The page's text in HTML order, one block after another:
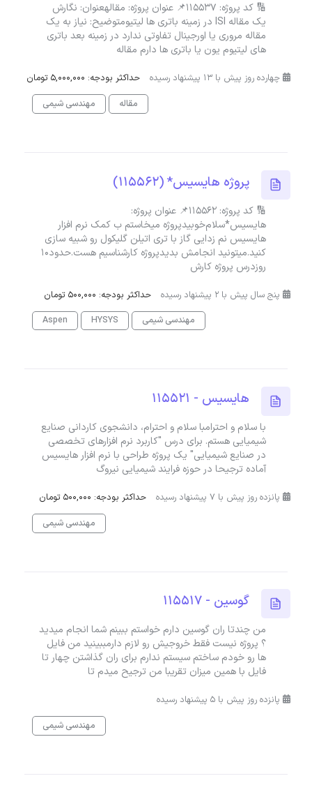
🔢 کد پروژه: 115537📌 عنوان پروژه: مقالهعنوان: نگارش
یک مقاله ISI در زمینه باتری ها لیتیومتوضیح: نیاز به یک
مقاله مروری یا اورجینال تفاوتی ندارد در زمینه بعد باتری
های لیتیوم یون یا باتری ها دارم مقاله
چهارده روز پیش با 13 پیشنهاد رسیده
حداکثر بودجه: 5,000,000 تومان
مقاله
مهندسی شیمی
پروژه هایسیس* (115562)
🔢 کد پروژه: 115562📌 عنوان پروژه:
هایسیس*سلام‌خوبیدپروژه میخاستم ب کمک نرم افزار
هایسیس نم زدایی گاز با تری اتیلن گلیکول رو شبیه سازی
کنید.میتونید انجامش بدیدپروژه کارشناسیم هست.حدود۱۰
روزدرس پروژه کارش
پنج سال پیش با 2 پیشنهاد رسیده
حداکثر بودجه: 500,000 تومان
مهندسی شیمی
HYSYS
Aspen
هایسیس - 115521
با سلام و احترامبا سلام و احترام، دانشجوی کاردانی صنایع
شیمیایی هستم. برای درس "کاربرد نرم افزارهای تخصصی
در صنایع شیمیایی" یک پروژه طراحی با نرم افزار هایسیس
آماده ترجیحا در حوزه فرایند شیمیایی نیروگ
پانزده روز پیش با 7 پیشنهاد رسیده
حداکثر بودجه: 500,000 تومان
مهندسی شیمی
گوسین - 115517
من چندتا ران گوسین دارم خواستم ببینم شما انجام میدید
؟ پروژه نیست فقط خروجیش رو لازم دارمببینید من فایل
ها رو خودم ساختم سیستم ندارم برای ران گذاشتن چهار تا
فایل با همین میزان تقریبا من ترجیح میدم تا
پانزده روز پیش با 5 پیشنهاد رسیده
مهندسی شیمی